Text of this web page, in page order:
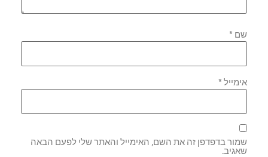
שם*
אימייל*
שמור בדפדפן זה את השם, האימייל והאתר שלי לפעם הבאה
שאגיב.